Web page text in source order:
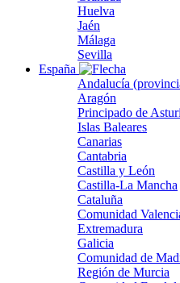
Huelva
Jaén
Málaga
Sevilla
España
Andalucía
Aragón
Principado de
Islas Baleares
Canarias
Cantabria
Castilla y León
Castilla-La Mancha
Cataluña
Comunidad
Extremadura
Galicia
Comunidad de
Región de Murcia